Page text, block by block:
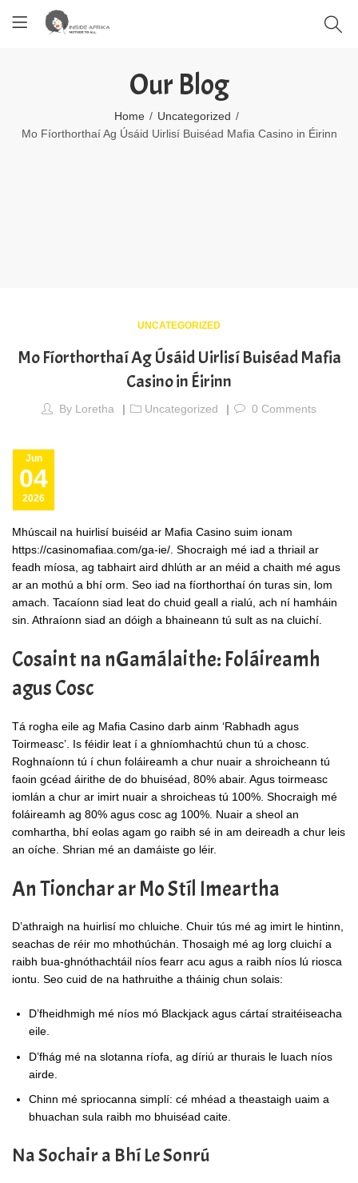
Our Blog
Home
Uncategorized
Mo Fíorthorthaí Ag Úsáid Uirlisí Buiséad Mafia Casino in Éirinn
UNCATEGORIZED
Mo Fíorthorthaí Ag Úsáid Uirlisí Buiséad Mafia
Casino in Éirinn
By Loretha Uncategorized 0 Comments
04
Jun
2026
Mhúscail na huirlisí buiséid ar Mafia Casino suim ionam
https://casinomafiaa.com/ga-ie/. Shocraigh mé iad a thriail ar
feadh míosa, ag tabhairt aird dhlúth ar an méid a chaith mé agus
ar an mothú a bhí orm. Seo iad na fíorthorthaí ón turas sin, lom
amach. Tacaíonn siad leat do chuid geall a rialú, ach ní hamháin
sin. Athraíonn siad an dóigh a bhaineann tú sult as na cluichí.
Cosaint na nGamálaithe: Foláireamh
agus Cosc
Tá rogha eile ag Mafia Casino darb ainm ‘Rabhadh agus
Toirmeasc’. Is féidir leat í a ghníomhachtú chun tú a chosc.
Roghnaíonn tú í chun foláireamh a chur nuair a shroicheann tú
faoin gcéad áirithe de do bhuiséad, 80% abair. Agus toirmeasc
iomlán a chur ar imirt nuair a shroicheas tú 100%. Shocraigh mé
foláireamh ag 80% agus cosc ag 100%. Nuair a sheol an
comhartha, bhí eolas agam go raibh sé in am deireadh a chur leis
an oíche. Shrian mé an damáiste go léir.
An Tionchar ar Mo Stíl Imeartha
D’athraigh na huirlisí mo chluiche. Chuir tús mé ag imirt le hintinn,
seachas de réir mo mhothúchán. Thosaigh mé ag lorg cluichí a
raibh bua-ghnóthachtáil níos fearr acu agus a raibh níos lú riosca
iontu. Seo cuid de na hathruithe a tháinig chun solais:
D’fheidhmigh mé níos mó Blackjack agus cártaí straitéiseacha
eile.
D’fhág mé na slotanna ríofa, ag díriú ar thurais le luach níos
airde.
Chinn mé spriocanna simplí: cé mhéad a theastaigh uaim a
bhuachan sula raibh mo bhuiséad caite.
Na Sochair a Bhí Le Sonrú